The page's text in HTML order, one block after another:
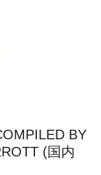
BY
(国内